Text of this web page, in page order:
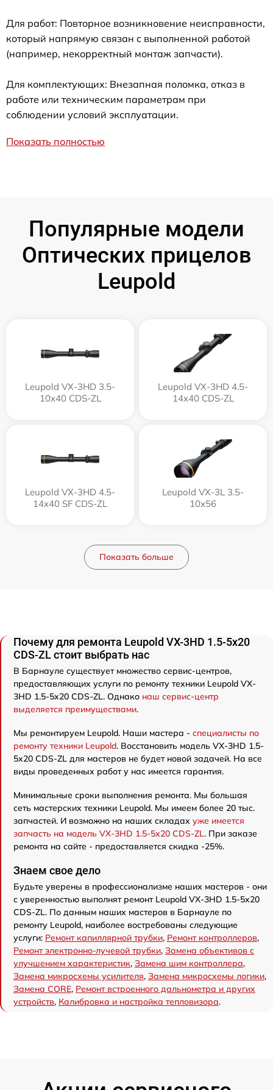
Для работ: Повторное возникновение неисправности,
который напрямую связан с выполненной работой
(например, некорректный монтаж запчасти).
Для комплектующих: Внезапная поломка, отказ в
работе или техническим параметрам при
соблюдении условий эксплуатации.
Показать полностью
Популярные модели
Оптических прицелов
Leupold
Leupold VX-3HD 3.5-
10x40 CDS-ZL
Leupold VX-3HD 4.5-
14x40 CDS-ZL
Leupold VX-3HD 4.5-
14x40 SF CDS-ZL
Leupold VX-3L 3.5-
10x56
Показать больше
Почему для ремонта Leupold VX-3HD 1.5-5x20
CDS-ZL стоит выбрать нас
В Барнауле существует множество сервис-центров,
предоставляющих услуги по ремонту техники Leupold VX-
3HD 1.5-5x20 CDS-ZL. Однако наш сервис-центр
выделяется преимуществами.
Мы ремонтируем Leupold. Наши мастера - специалисты по
ремонту техники Leupold. Восстановить модель VX-3HD 1.5-
5x20 CDS-ZL для мастеров не будет новой задачей. На все
виды проведенных работ у нас имеется гарантия.
Минимальные сроки выполнения ремонта. Мы большая
сеть мастерских техники Leupold. Мы имеем более 20 тыс.
запчастей. И возможно на наших складах уже имеется
запчасть на модель VX-3HD 1.5-5x20 CDS-ZL. При заказе
ремонта на сайте - предоставляется скидка -25%.
Знаем свое дело
Будьте уверены в профессионализме наших мастеров - они
с уверенностью выполнят ремонт Leupold VX-3HD 1.5-5x20
CDS-ZL. По данным наших мастеров в Барнауле по
ремонту Leupold, наиболее востребованы следующие
услуги: Ремонт капиллярной трубки, Ремонт контроллеров,
Ремонт электронно-лучевой трубки, Замена объективов с
улучшением характеристик, Замена шим контроллера,
Замена микросхемы усилителя, Замена микросхемы логики,
Замена CORE, Ремонт встроенного дальнометра и других
устройств, Калибровка и настройка тепловизора.